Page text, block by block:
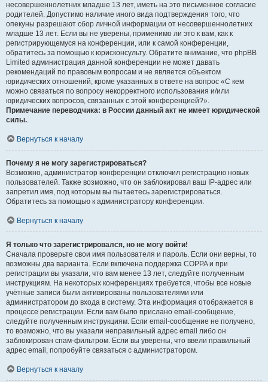
несовершеннолетних младше 13 лет, иметь на это письменное согласие
родителей. Допустимо наличие иного вида подтверждения того, что
опекуны разрешают сбор личной информации от несовершеннолетних
младше 13 лет. Если вы не уверены, применимо ли это к вам, как к
регистрирующемуся на конференции, или к самой конференции,
обратитесь за помощью к юрисконсульту. Обратите внимание, что phpBB
Limited администрация данной конференции не может давать
рекомендаций по правовым вопросам и не является объектом
юридических отношений, кроме указанных в ответе на вопрос «С кем
можно связаться по вопросу некорректного использования и/или
юридических вопросов, связанных с этой конференцией?».
Примечание переводчика: в России данный акт не имеет юридической
силы..
Вернуться к началу
Почему я не могу зарегистрироваться?
Возможно, администратор конференции отключил регистрацию новых
пользователей. Также возможно, что он заблокировал ваш IP-адрес или
запретил имя, под которым вы пытаетесь зарегистрироваться.
Обратитесь за помощью к администратору конференции.
Вернуться к началу
Я только что зарегистрировался, но не могу войти!
Сначала проверьте свои имя пользователя и пароль. Если они верны, то
возможны два варианта. Если включена поддержка COPPA и при
регистрации вы указали, что вам менее 13 лет, следуйте полученным
инструкциям. На некоторых конференциях требуется, чтобы все новые
учётные записи были активированы пользователями или
администратором до входа в систему. Эта информация отображается в
процессе регистрации. Если вам было прислано email-сообщение,
следуйте полученным инструкциям. Если email-сообщение не получено,
то возможно, что вы указали неправильный адрес email либо он
заблокирован спам-фильтром. Если вы уверены, что ввели правильный
адрес email, попробуйте связаться с администратором.
Вернуться к началу